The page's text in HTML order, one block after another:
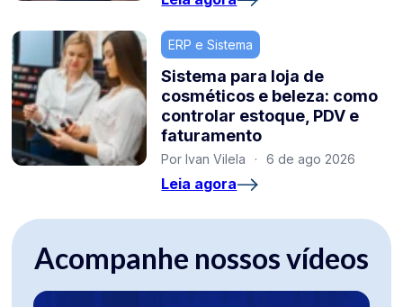
ERP e Sistema
Sistema para loja de
cosméticos e beleza: como
controlar estoque, PDV e
faturamento
Por Ivan Vilela · 6 de ago 2026
Leia agora
Acompanhe nossos vídeos